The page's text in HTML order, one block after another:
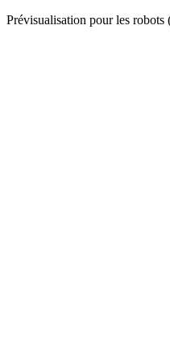
Prévisualisation pour les